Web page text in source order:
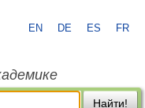
EN DE ES FR
Найти!